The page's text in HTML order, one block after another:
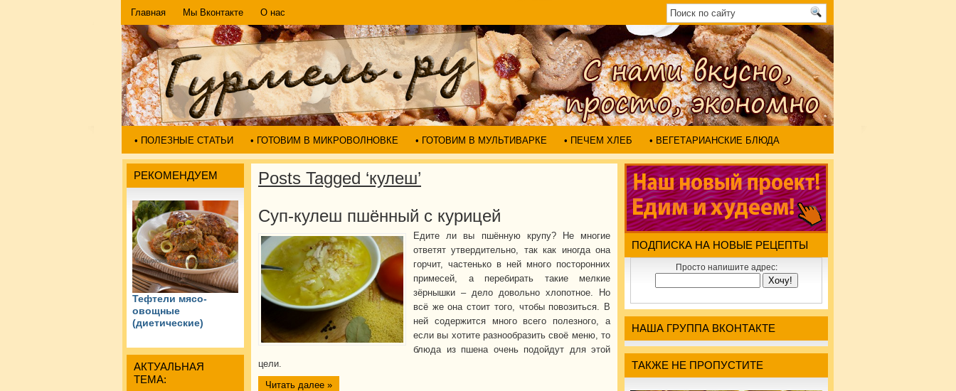
Главная Мы Вконтакте О нас
• ПОЛЕЗНЫЕ СТАТЬИ • ГОТОВИМ В МИКРОВОЛНОВКЕ • ГОТОВИМ В МУЛЬТИВАРКЕ • ПЕЧЕМ ХЛЕБ • ВЕГЕТАРИАНСКИЕ БЛЮДА
РЕКОМЕНДУЕМ
Тефтели мясо-
овощные
(диетические)
АКТУАЛЬНАЯ
ТЕМА:
Posts Tagged ‘кулеш’
Суп-кулеш пшённый с курицей
Едите ли вы пшённую крупу? Не многие
ответят утвердительно, так как иногда она
горчит, частенько в ней много посторонних
примесей, а перебирать такие мелкие
зёрнышки – дело довольно хлопотное. Но
всё же она стоит того, чтобы повозиться. В
ней содержится много всего полезного, а
если вы хотите разнообразить своё меню, то
блюда из пшена очень подойдут для этой
цели.
Читать далее »
ПОДПИСКА НА НОВЫЕ РЕЦЕПТЫ
Просто напишите адрес:
НАША ГРУППА ВКОНТАКТЕ
ТАКЖЕ НЕ ПРОПУСТИТЕ